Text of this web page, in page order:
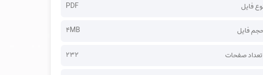
فایل PDF
فایل 4MB
تعداد صفحات 232